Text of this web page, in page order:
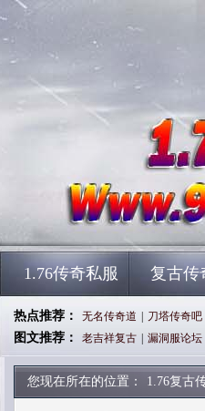
1.76传奇私服 复古传
热点推荐： 无名传奇道 刀塔传奇吧
图文推荐： 老吉祥复古 漏洞服论坛
您现在所在的位置： 1.76复古